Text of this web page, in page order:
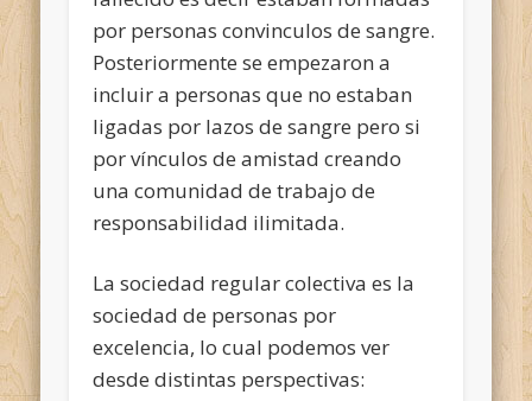
por personas convinculos de sangre.
Posteriormente se empezaron a
incluir a personas que no estaban
ligadas por lazos de sangre pero si
por vínculos de amistad creando
una comunidad de trabajo de
responsabilidad ilimitada.
La sociedad regular colectiva es la
sociedadde personas por
excelencia, lo cual podemos ver
desde distintas perspectivas: